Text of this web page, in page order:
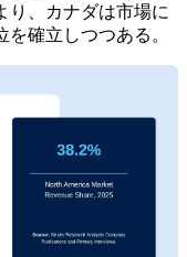
り、カナダは市場に
確立しつつある。